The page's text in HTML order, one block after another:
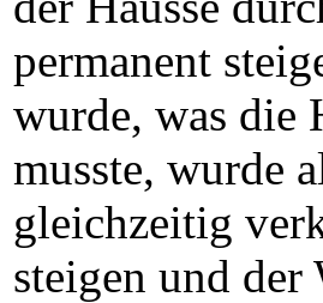
permanent
wurde, was die
musste, wurde
gleichzeitig
steigen und